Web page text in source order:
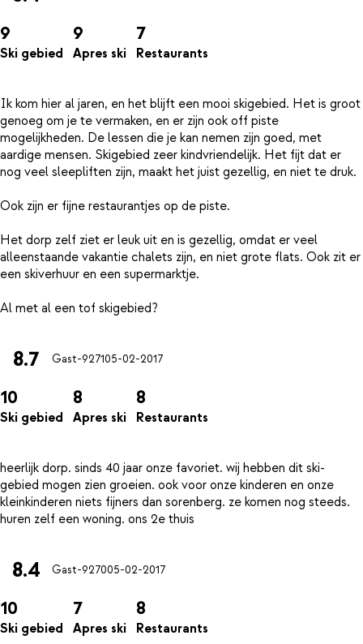
9
Ski gebied
9
Apres ski
7
Restaurants
Ik kom hier al jaren, en het blijft een mooi skigebied. Het is groot
genoeg om je te vermaken, en er zijn ook off piste
mogelijkheden. De lessen die je kan nemen zijn goed, met
aardige mensen. Skigebied zeer kindvriendelijk. Het fijt dat er
nog veel sleepliften zijn, maakt het juist gezellig, en niet te druk.
Ook zijn er fijne restaurantjes op de piste.
Het dorp zelf ziet er leuk uit en is gezellig, omdat er veel
alleenstaande vakantie chalets zijn, en niet grote flats. Ook zit er
een skiverhuur en een supermarktje.
8.7 Gast-927105-02-2017
10
Ski gebied
8
Apres ski
8
Restaurants
heerlijk dorp. sinds 40 jaar onze favoriet. wij hebben dit ski-
gebied mogen zien groeien. ook voor onze kinderen en onze
kleinkinderen niets fijners dan sorenberg. ze komen nog steeds.
8.4 Gast-927005-02-2017
10
Ski gebied
7
Apres ski
8
Restaurants